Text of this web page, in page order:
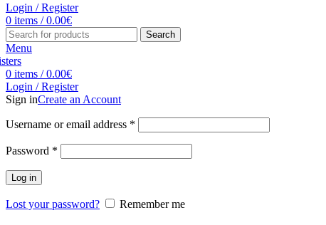
Login / Register
0 items / 0.00€
Search
Menu
0 items / 0.00€
Login / Register
Sign inCreate an Account
Username or email address *
Password *
Log in
Lost your password? Remember me